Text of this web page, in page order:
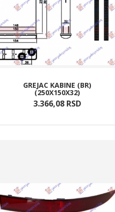
GREJAC KABINE (BR)
(250X150X32)
3.366,08 RSD